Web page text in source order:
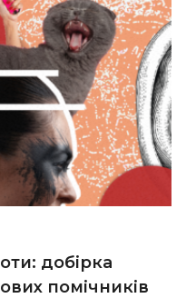
добірка
помічників